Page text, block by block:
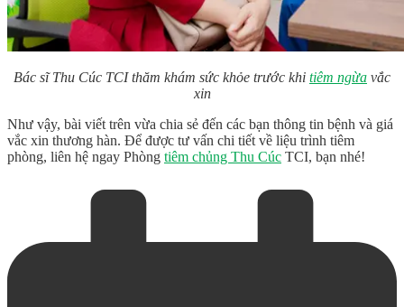
Bác sĩ Thu Cúc TCI thăm khám sức khỏe trước khi tiêm ngừa vắc
xin
Như vậy, bài viết trên vừa chia sẻ đến các bạn thông tin bệnh và giá
vắc xin thương hàn. Để được tư vấn chi tiết về liệu trình tiêm
phòng, liên hệ ngay Phòng tiêm chủng Thu Cúc TCI, bạn nhé!